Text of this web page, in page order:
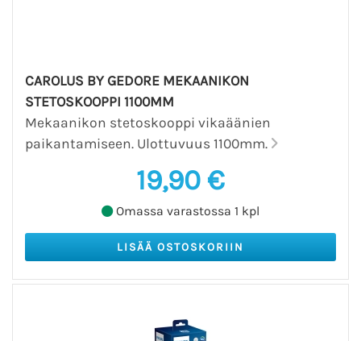
CAROLUS BY GEDORE MEKAANIKON
STETOSKOOPPI 1100MM
Mekaanikon stetoskooppi vikaäänien
paikantamiseen. Ulottuvuus 1100mm.
19,90 €
Omassa varastossa 1 kpl